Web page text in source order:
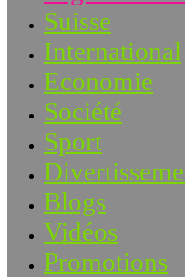
Suisse
International
Economie
Société
Sport
Blogs
Vidéos
Promotions